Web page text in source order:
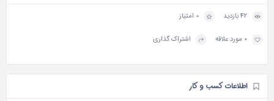
42 بازدید 0 امتیاز
0 مورد علاقه اشتراک گذاری
اطلاعات کسب و کار